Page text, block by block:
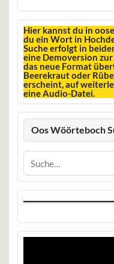
Hier kannst du in
du ein Wort in
Suche erfolgt in
eine Demoversion
das neue Format
Beerekraut oder
erscheint, auf
eine Audio-Datei.
Oos Wöörteboch